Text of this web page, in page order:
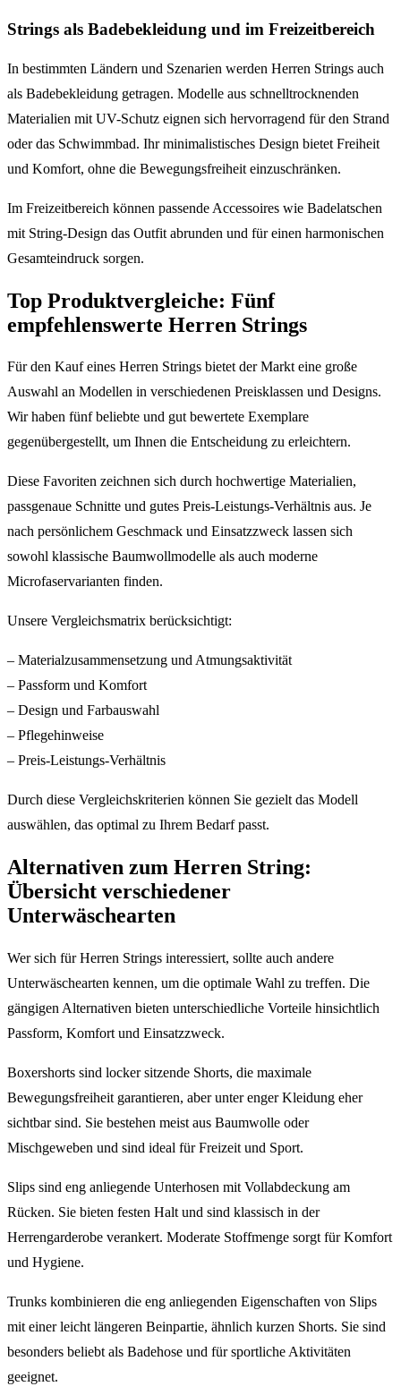
Strings als Badebekleidung und im Freizeitbereich
In bestimmten Ländern und Szenarien werden Herren Strings auch
als Badebekleidung getragen. Modelle aus schnelltrocknenden
Materialien mit UV-Schutz eignen sich hervorragend für den Strand
oder das Schwimmbad. Ihr minimalistisches Design bietet Freiheit
und Komfort, ohne die Bewegungsfreiheit einzuschränken.
Im Freizeitbereich können passende Accessoires wie Badelatschen
mit String-Design das Outfit abrunden und für einen harmonischen
Gesamteindruck sorgen.
Top Produktvergleiche: Fünf
empfehlenswerte Herren Strings
Für den Kauf eines Herren Strings bietet der Markt eine große
Auswahl an Modellen in verschiedenen Preisklassen und Designs.
Wir haben fünf beliebte und gut bewertete Exemplare
gegenübergestellt, um Ihnen die Entscheidung zu erleichtern.
Diese Favoriten zeichnen sich durch hochwertige Materialien,
passgenaue Schnitte und gutes Preis-Leistungs-Verhältnis aus. Je
nach persönlichem Geschmack und Einsatzzweck lassen sich
sowohl klassische Baumwollmodelle als auch moderne
Microfaservarianten finden.
Unsere Vergleichsmatrix berücksichtigt:
– Materialzusammensetzung und Atmungsaktivität
– Passform und Komfort
– Design und Farbauswahl
– Pflegehinweise
– Preis-Leistungs-Verhältnis
Durch diese Vergleichskriterien können Sie gezielt das Modell
auswählen, das optimal zu Ihrem Bedarf passt.
Alternativen zum Herren String:
Übersicht verschiedener
Unterwäschearten
Wer sich für Herren Strings interessiert, sollte auch andere
Unterwäschearten kennen, um die optimale Wahl zu treffen. Die
gängigen Alternativen bieten unterschiedliche Vorteile hinsichtlich
Passform, Komfort und Einsatzzweck.
Boxershorts sind locker sitzende Shorts, die maximale
Bewegungsfreiheit garantieren, aber unter enger Kleidung eher
sichtbar sind. Sie bestehen meist aus Baumwolle oder
Mischgeweben und sind ideal für Freizeit und Sport.
Slips sind eng anliegende Unterhosen mit Vollabdeckung am
Rücken. Sie bieten festen Halt und sind klassisch in der
Herrengarderobe verankert. Moderate Stoffmenge sorgt für Komfort
und Hygiene.
Trunks kombinieren die eng anliegenden Eigenschaften von Slips
mit einer leicht längeren Beinpartie, ähnlich kurzen Shorts. Sie sind
besonders beliebt als Badehose und für sportliche Aktivitäten
geeignet.